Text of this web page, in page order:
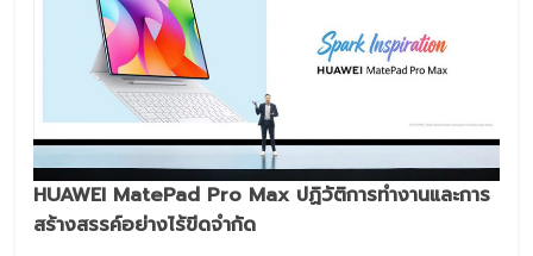
HUAWEI MatePad Pro Max ปฏิวัติการทำงานและการ
สร้างสรรค์อย่างไร้ขีดจำกัด